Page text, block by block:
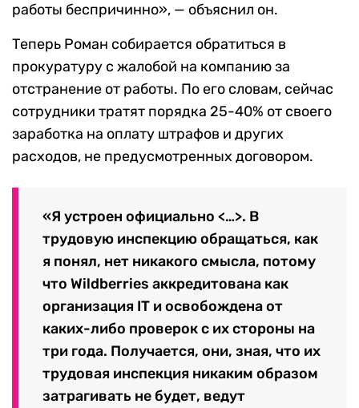
работы беспричинно», — объяснил он.
Теперь Роман собирается обратиться в
прокуратуру с жалобой на компанию за
отстранение от работы. По его словам, сейчас
сотрудники тратят порядка 25-40% от своего
заработка на оплату штрафов и других
расходов, не предусмотренных договором.
«Я устроен официально <…>. В
трудовую инспекцию обращаться, как
я понял, нет никакого смысла, потому
что Wildberries аккредитована как
организация IT и освобождена от
каких-либо проверок с их стороны на
три года. Получается, они, зная, что их
трудовая инспекция никаким образом
затрагивать не будет, ведут